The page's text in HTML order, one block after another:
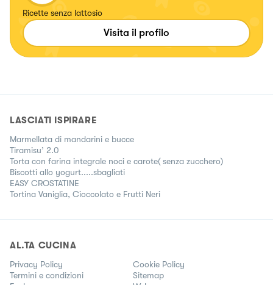
Ricette senza lattosio
Visita il profilo
LASCIATI ISPIRARE
Marmellata di mandarini e bucce
Tiramisu’ 2.0
Torta con farina integrale noci e carote( senza zucchero)
Biscotti allo yogurt.....sbagliati
EASY CROSTATINE
Tortina Vaniglia, Cioccolato e Frutti Neri
AL.TA CUCINA
Privacy Policy
Cookie Policy
Termini e condizioni
Sitemap